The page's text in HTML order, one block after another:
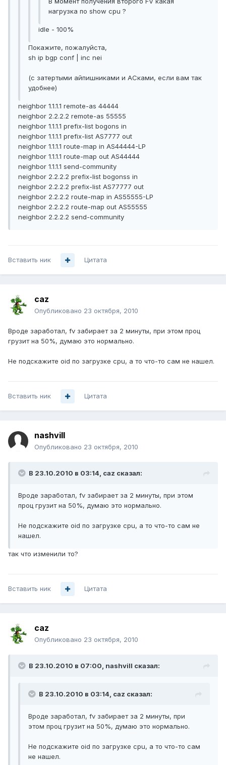
нагрузка по show cpu ?
idle - 100%
Покажите, пожалуйста,
sh ip bgp conf | inc nei
(с затертыми айпишниками и АСками, если вам так
удобнее)
neighbor 1.1.1.1 remote-as 44444
neighbor 2.2.2.2 remote-as 55555
neighbor 1.1.1.1 prefix-list bogons in
neighbor 1.1.1.1 prefix-list AS7777 out
neighbor 1.1.1.1 route-map in AS44444-LP
neighbor 1.1.1.1 route-map out AS44444
neighbor 1.1.1.1 send-community
neighbor 2.2.2.2 prefix-list bogonss in
neighbor 2.2.2.2 prefix-list AS77777 out
neighbor 2.2.2.2 route-map in AS55555-LP
neighbor 2.2.2.2 route-map out AS55555
neighbor 2.2.2.2 send-community
Вставить ник Цитата
caz
Опубликовано 23 октября, 2010
Вроде заработал, fv забирает за 2 минуты, при этом проц
грузит на 50%, думаю это нормально.
Не подскажите oid по загрузке cpu, а то что-то сам не нашел.
Вставить ник Цитата
nashvill
Опубликовано 23 октября, 2010
В 23.10.2010 в 03:14, caz сказал:
Вроде заработал, fv забирает за 2 минуты, при этом
проц грузит на 50%, думаю это нормально.
Не подскажите oid по загрузке cpu, а то что-то сам не
нашел.
так что изменили то?
Вставить ник Цитата
caz
Опубликовано 23 октября, 2010
В 23.10.2010 в 07:00, nashvill сказал:
В 23.10.2010 в 03:14, caz сказал:
Вроде заработал, fv забирает за 2 минуты, при
этом проц грузит на 50%, думаю это нормально.
Не подскажите oid по загрузке cpu, а то что-то сам
не нашел.